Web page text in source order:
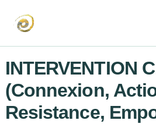
contenu
INTERVENTION
(Connexion,
Resistance,